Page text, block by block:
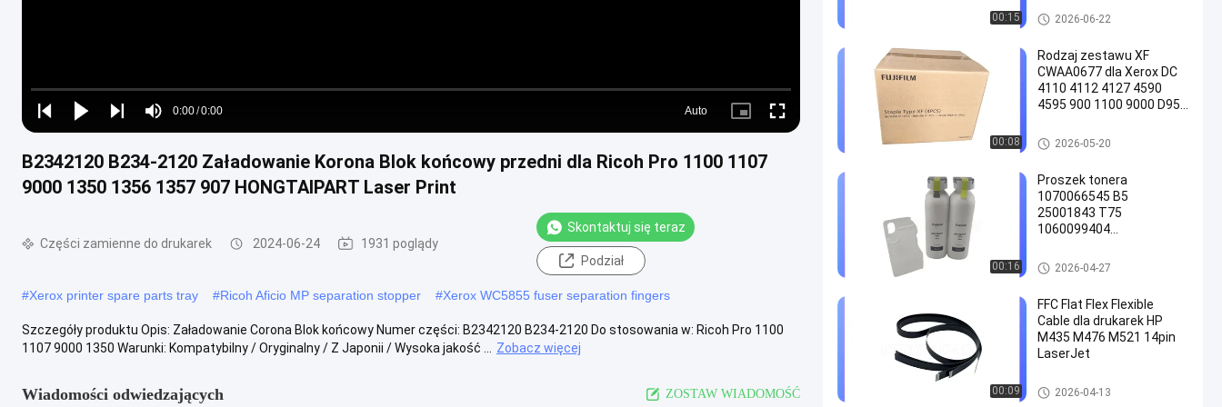
Play
Play
Play
Mute
Time
0:00/0:00
Loaded:
0%
Auto
Picture- Fullscreen
B2342120 B234-2120 Załadowanie Korona Blok końcowy przedni dla Ricoh Pro 1100 1107
9000 1350 1356 1357 907 HONGTAIPART Laser Print
Części zamienne do drukarek 2024-06-24 1931 poglądy
Skontaktuj się teraz
Podział
#Xerox printer spare parts tray #Ricoh Aficio MP separation stopper #Xerox WC5855 fuser separation fingers
Szczegóły produktu Opis: Załadowanie Corona Blok końcowy Numer części: B2342120 B234-2120 Do stosowania w: Ricoh Pro 1100
1107 9000 1350 Warunki: Kompatybilny / Oryginalny / Z Japonii / Wysoka jakość ...
Zobacz więcej
Wiadomości odwiedzających ZOSTAW WIADOMOŚĆ
00:15 Części zamienne do drukarek
2026-06-22
00:08
Rodzaj zestawu XF
CWAA0677 dla Xerox DC
4110 4112 4127 4590
4595 900 1100 9000 D95
zamienne wkładu
Części zamienne do drukarek
2026-05-20
00:16
Proszek tonera
1070066545 B5
25001843 T75
1060099404
9600 TDS300 TDS320
TDS400 TDS450 TDS600
zamienne HONGTAIPART
Części zamienne do drukarek
2026-04-27
00:09
FFC Flat Flex Flexible
Cable dla drukarek HP
M435 M476 M521 14pin
LaserJet
Części zamienne do drukarek
2026-04-13